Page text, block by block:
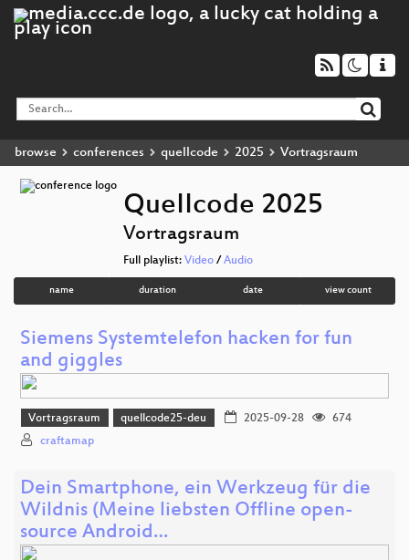
browse conferences quellcode 2025 Vortragsraum
QueIIcode 2025
Vortragsraum
Full playlist: Video / Audio
name duration date view count
Siemens Systemtelefon hacken for fun
and giggles
Vortragsraum quellcode25-deu 2025-09-28
674
craftamap
Dein Smartphone, ein Werkzeug für die
Wildnis (Meine liebsten Offline open-
source Android…